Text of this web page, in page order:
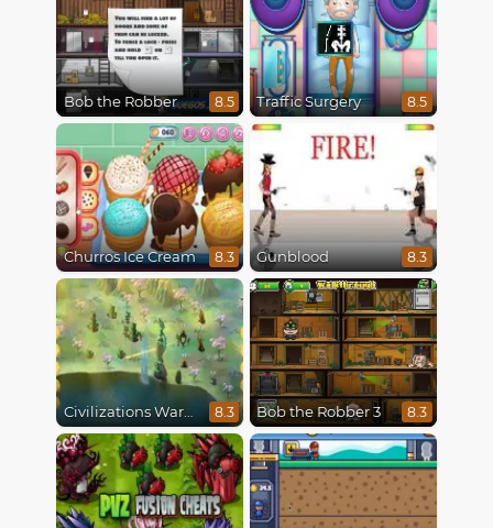
Bob the Robber 8.5 Traffic Surgery 8.5
Churros Ice Cream 8.3 Gunblood 8.3
Civilizations Wars Master Edition 8.3 Bob the Robber 3 8.3